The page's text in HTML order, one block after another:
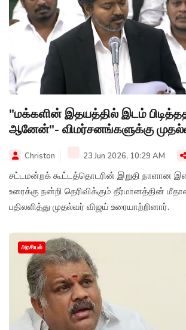
"மக்களின் இதயத்தில் இடம்
ஆனேன்"- விமர்சனங்களுக்கு
Christon 23 Jun 2026, 10:29 AM
சட்டமன்றக் கூட்டத்தொடரின் இறுதி நாளான
உரைக்கு நன்றி தெரிவிக்கும் தீர்மானத்தின்
பதிலளித்து முதல்வர் விஜய் உரையாற்றினார்.
அரசியல்